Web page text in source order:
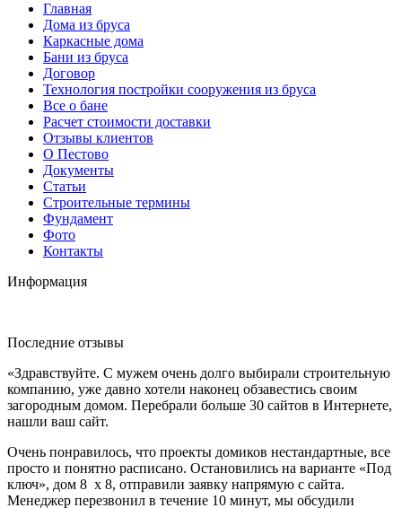
Главная
Дома из бруса
Каркасные дома
Бани из бруса
Договор
Технология постройки сооружения из бруса
Все о бане
Расчет стоимости доставки
Отзывы клиентов
О Пестово
Документы
Статьи
Строительные термины
Фундамент
Фото
Контакты
Информация
Последние отзывы
«Здравствуйте. С мужем очень долго выбирали строительную
компанию, уже давно хотели наконец обзавестись своим
загородным домом. Перебрали больше 30 сайтов в Интернете,
нашли ваш сайт.
Очень понравилось, что проекты домиков нестандартные, все
просто и понятно расписано. Остановились на варианте «Под
ключ», дом 8 х 8, отправили заявку напрямую с сайта.
Менеджер перезвонил в течение 10 минут, мы обсудили